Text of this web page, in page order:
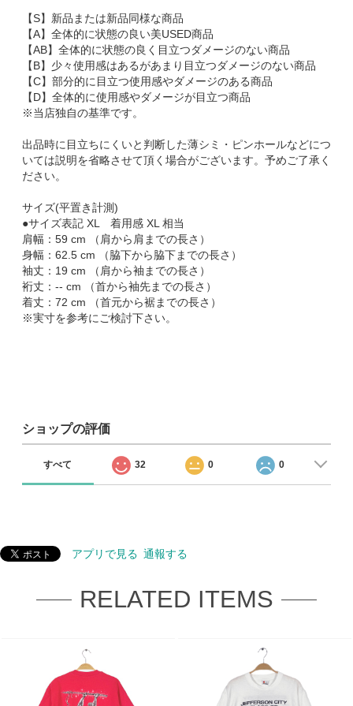
【S】新品または新品同様な商品
【A】全体的に状態の良い美USED商品
【AB】全体的に状態の良く目立つダメージのない商品
【B】少々使用感はあるがあまり目立つダメージのない商品
【C】部分的に目立つ使用感やダメージのある商品
【D】全体的に使用感やダメージが目立つ商品
※当店独自の基準です。
出品時に目立ちにくいと判断した薄シミ・ピンホールなどにつ
いては説明を省略させて頂く場合がございます。予めご了承く
ださい。
サイズ(平置き計測)
●サイズ表記 XL 着用感 XL 相当
肩幅：59 cm （肩から肩までの長さ）
身幅：62.5 cm （脇下から脇下までの長さ）
袖丈：19 cm （肩から袖までの長さ）
裄丈：-- cm （首から袖先までの長さ）
着丈：72 cm （首元から裾までの長さ）
※実寸を参考にご検討下さい。
ショップの評価
すべて 32 0 0
アプリで見る 通報する
RELATED ITEMS